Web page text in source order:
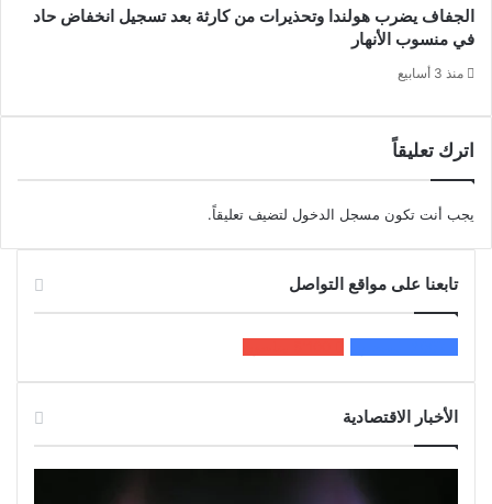
الجفاف يضرب هولندا وتحذيرات من كارثة بعد تسجيل انخفاض حاد
في منسوب الأنهار
منذ 3 أسابيع
اترك تعليقاً
يجب أنت تكون مسجل الدخول لتضيف تعليقاً.
تابعنا على مواقع التواصل
الأخبار الاقتصادية